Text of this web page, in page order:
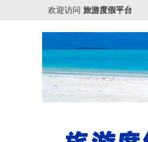
欢迎访问 旅游度假平台